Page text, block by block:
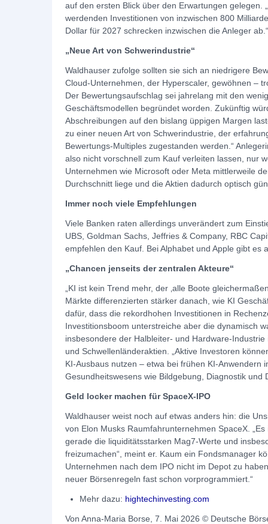
auf den ersten Blick über den Erwartungen
werdenden Investitionen von inzwischen 800
Dollar für 2027 schrecken inzwischen die Anleger ab.“
„Neue Art von Schwerindustrie“
Waldhauser zufolge sollten sie sich an niedrigere
Cloud-Unternehmen, der Hyperscaler, gewöhnen –
Der Bewertungsaufschlag sei jahrelang mit den
Geschäftsmodellen begründet worden. Zukünftig
Abschreibungen auf den bislang üppigen Margen
zu einer neuen Art von Schwerindustrie, der
Bewertungs-Multiples zugestanden werden.“
also nicht vorschnell zum Kauf verleiten lassen, nur
Unternehmen wie Microsoft oder Meta mittlerweile
Durchschnitt liege und die Aktien dadurch optisch
Immer noch viele Empfehlungen
Viele Banken raten allerdings unverändert zum
UBS, Goldman Sachs, Jeffries & Company, RBC
empfehlen den Kauf. Bei Alphabet und Apple gibt
„Chancen jenseits der zentralen Akteure“
„KI ist kein Trend mehr, der ‚alle Boote
Märkte differenzierten stärker danach, wie KI
dafür, dass die rekordhohen Investitionen in
Investitionsboom unterstreiche aber die dynamisch
insbesondere der Halbleiter‑ und Hardware-
und Schwellenländeraktien. „Aktive Investoren
KI‑Ausbaus nutzen – etwa bei frühen
Gesundheitswesens wie Bildgebung, Diagnostik und
Geld locker machen für SpaceX-IPO
Waldhauser weist noch auf etwas anders hin: die
von Elon Musks Raumfahrunternehmen SpaceX.
gerade die liquiditätsstarken Mag7-Werte und
freizumachen“, meint er. Kaum ein Fondsmanager
Unternehmen nach dem IPO nicht im Depot zu
neuer Börsenregeln fast schon vorprogrammiert.“
Mehr dazu: hightechinvesting.com
Von Anna-Maria Borse, 7. Mai 2026 © Deutsche